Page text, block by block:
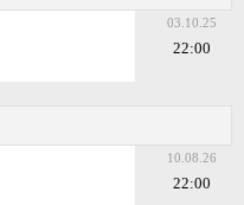
03.10.25
22:00
10.08.26
22:00